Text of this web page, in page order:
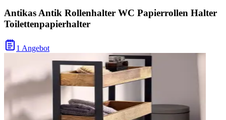
Antikas Antik Rollenhalter WC Papierrollen Halter
Toilettenpapierhalter
1 Angebot